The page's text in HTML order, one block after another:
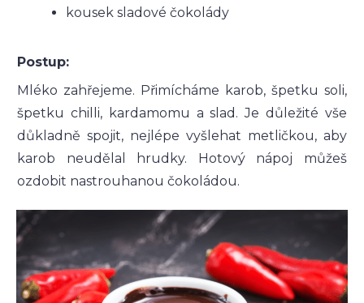
kousek sladové čokolády
Postup:
Mléko zahřejeme. Přimícháme karob, špetku soli,
špetku chilli, kardamomu a slad. Je důležité vše
důkladně spojit, nejlépe vyšlehat metličkou, aby
karob neudělal hrudky. Hotový nápoj můžeš
ozdobit nastrouhanou čokoládou.